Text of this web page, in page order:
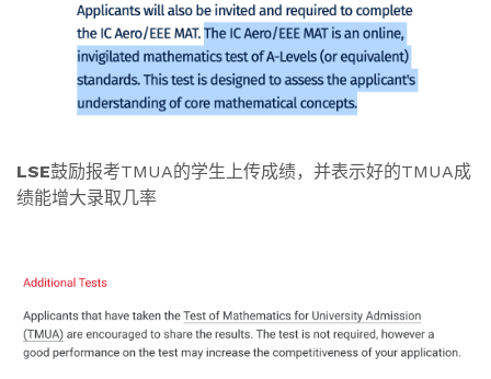
LSE鼓励报考TMUA的学生上传成绩，并表示好的TMUA成
绩能增大录取几率